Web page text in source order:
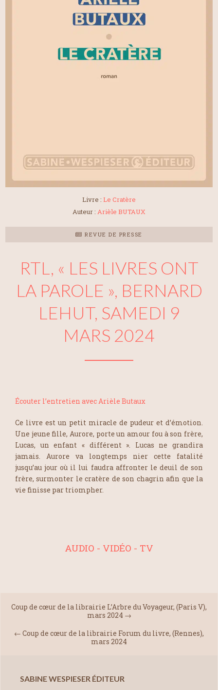
Livre : Le Cratère
Auteur : Arièle BUTAUX
REVUE DE PRESSE
RTL, « LES LIVRES ONT
LA PAROLE », BERNARD
LEHUT, SAMEDI 9
MARS 2024
Écouter l’entretien avec Arièle Butaux
Ce livre est un petit miracle de pudeur et d’émotion.
Une jeune fille, Aurore, porte un amour fou à son frère,
Lucas, un enfant « différent ». Lucas ne grandira
jamais. Aurore va longtemps nier cette fatalité
jusqu’au jour où il lui faudra affronter le deuil de son
frère, surmonter le cratère de son chagrin afin que la
vie finisse par triompher.
AUDIO - VIDÉO - TV
Coup de cœur de la librairie L’Arbre du Voyageur, (Paris V),
mars 2024 →
← Coup de cœur de la librairie Forum du livre, (Rennes),
mars 2024
SABINE WESPIESER ÉDITEUR